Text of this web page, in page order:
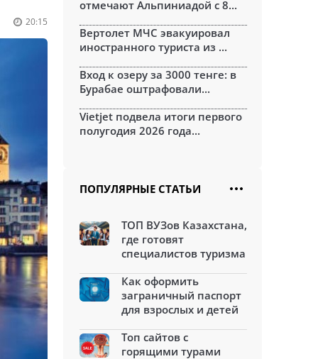
20:15
отмечают Альпиниадой с 8...
Вертолет МЧС эвакуировал
иностранного туриста из ...
Вход к озеру за 3000 тенге: в
Бурабае оштрафовали...
Vietjet подвела итоги первого
полугодия 2026 года...
ПОПУЛЯРНЫЕ СТАТЬИ
ТОП ВУЗов Казахстана,
где готовят
специалистов туризма
Как оформить
заграничный паспорт
для взрослых и детей
Топ сайтов с
горящими турами